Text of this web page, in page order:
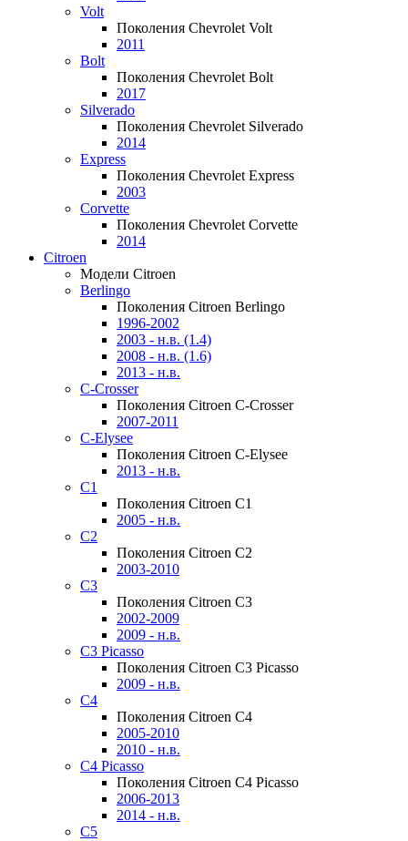
Volt
Поколения Chevrolet Volt
2011
Bolt
Поколения Chevrolet Bolt
2017
Silverado
Поколения Chevrolet Silverado
2014
Express
Поколения Chevrolet Express
2003
Corvette
Поколения Chevrolet Corvette
2014
Citroen
Модели Citroen
Berlingo
Поколения Citroen Berlingo
1996-2002
2003 - н.в. (1.4)
2008 - н.в. (1.6)
2013 - н.в.
C-Crosser
Поколения Citroen C-Crosser
2007-2011
C-Elysee
Поколения Citroen C-Elysee
2013 - н.в.
C1
Поколения Citroen C1
2005 - н.в.
C2
Поколения Citroen C2
2003-2010
C3
Поколения Citroen C3
2002-2009
2009 - н.в.
C3 Picasso
Поколения Citroen C3 Picasso
2009 - н.в.
C4
Поколения Citroen C4
2005-2010
2010 - н.в.
C4 Picasso
Поколения Citroen C4 Picasso
2006-2013
2014 - н.в.
C5